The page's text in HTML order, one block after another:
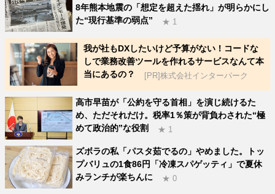
8年熊本地震の「想定を超えた揺れ」が明らかにし
た“現行基準の弱点”
★ 1
我が社もDXしたいけど予算がない！コードな
しで業務改善ツールを作れるサービスなんて本
当にあるの？
[PR]株式会社インターパーク
高市早苗が「公約を守る首相」を演じ続けるた
め、ただそれだけ。税率1％策が背負わされた“極
めて政治的”な役割
★ 1
ズボラの私「パスタ茹でるの」やめました。トッ
プバリュの1食86円「冷凍スパゲッティ」で夏休
みランチが楽ちんに
★ 0